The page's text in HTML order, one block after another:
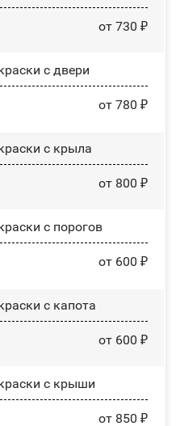
от 730 ₽
с двери
от 780 ₽
с крыла
от 800 ₽
с порогов
от 600 ₽
с капота
от 600 ₽
с крыши
от 850 ₽